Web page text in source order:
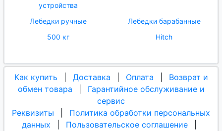
устройства
Лебедки ручные
Лебедки барабанные
500 кг
Hitch
Как купить Доставка Оплата
Возврат и
обмен товара
Гарантийное обслуживание и
сервис
Реквизиты
Политика обработки персональных
данных
Пользовательское соглашение